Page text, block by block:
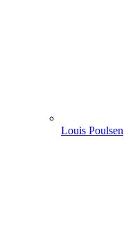
Louis Poulsen